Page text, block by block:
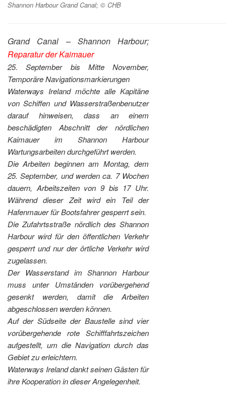
Shannon Harbour Grand Canal; © CHB
Grand Canal – Shannon Harbour;
Reparatur der Kaimauer
25. September bis Mitte November,
Temporäre Navigationsmarkierungen
Waterways Ireland möchte alle Kapitäne
von Schiffen und Wasserstraßenbenutzer
darauf hinweisen, dass an einem
beschädigten Abschnitt der nördlichen
Kaimauer im Shannon Harbour
Wartungsarbeiten durchgeführt werden.
Die Arbeiten beginnen am Montag, dem
25. September, und werden ca. 7 Wochen
dauern, Arbeitszeiten von 9 bis 17 Uhr.
Während dieser Zeit wird ein Teil der
Hafenmauer für Bootsfahrer gesperrt sein.
Die Zufahrtsstraße nördlich des Shannon
Harbour wird für den öffentlichen Verkehr
gesperrt und nur der örtliche Verkehr wird
zugelassen.
Der Wasserstand im Shannon Harbour
muss unter Umständen vorübergehend
gesenkt werden, damit die Arbeiten
abgeschlossen werden können.
Auf der Südseite der Baustelle sind vier
vorübergehende rote Schifffahrtszeichen
aufgestellt, um die Navigation durch das
Gebiet zu erleichtern.
Waterways Ireland dankt seinen Gästen für
ihre Kooperation in dieser Angelegenheit.